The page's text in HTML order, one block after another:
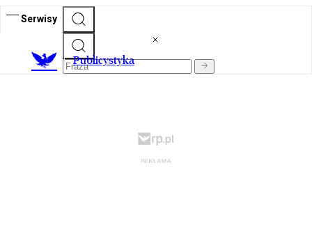
Serwisy
Publicystyka